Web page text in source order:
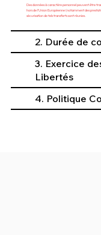
Des données à caractère personnel peuvent être
hors de l’Union Européenne (notamment des
sécurisation de tels transferts sont réunies.
2. Durée de
3. Exercice
Libertés
4. Politique